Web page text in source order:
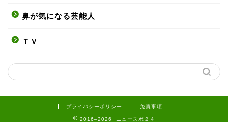
鼻が気になる芸能人
ＴＶ
プライバシーポリシー 免責事項
2016–2026 ニュースポ２４